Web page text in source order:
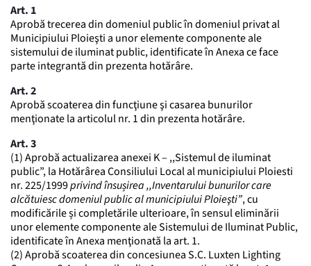
Art. 1
Aprobă trecerea din domeniul public în domeniul privat al
Municipiului Ploieşti a unor elemente componente ale
sistemului de iluminat public, identificate în Anexa ce face
parte integrantă din prezenta hotărâre.
Art. 2
Aprobă scoaterea din funcţiune şi casarea bunurilor
menţionate la articolul nr. 1 din prezenta hotărâre.
Art. 3
(1) Aprobă actualizarea anexei K – ,,Sistemul de iluminat
public”, la Hotărârea Consiliului Local al municipiului Ploiesti
nr. 225/1999privind însușirea ,,Inventarului bunurilor care
alcătuiesc domeniul public al municipiului Ploieşti”, cu
modificările și completările ulterioare, în sensul eliminării
unor elemente componente ale Sistemului de Iluminat Public,
identificate în Anexa menţionată la art. 1.
(2) Aprobă scoaterea din concesiunea S.C. Luxten Lighting